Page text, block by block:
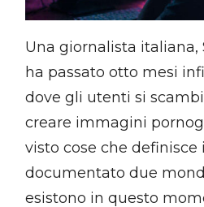
Una giornalista italiana,
ha passato otto mesi
dove gli utenti si
creare immagini
visto cose che definisce
documentato due
esistono in questo